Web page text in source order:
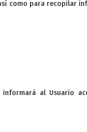
como para recopilar
al Usuario